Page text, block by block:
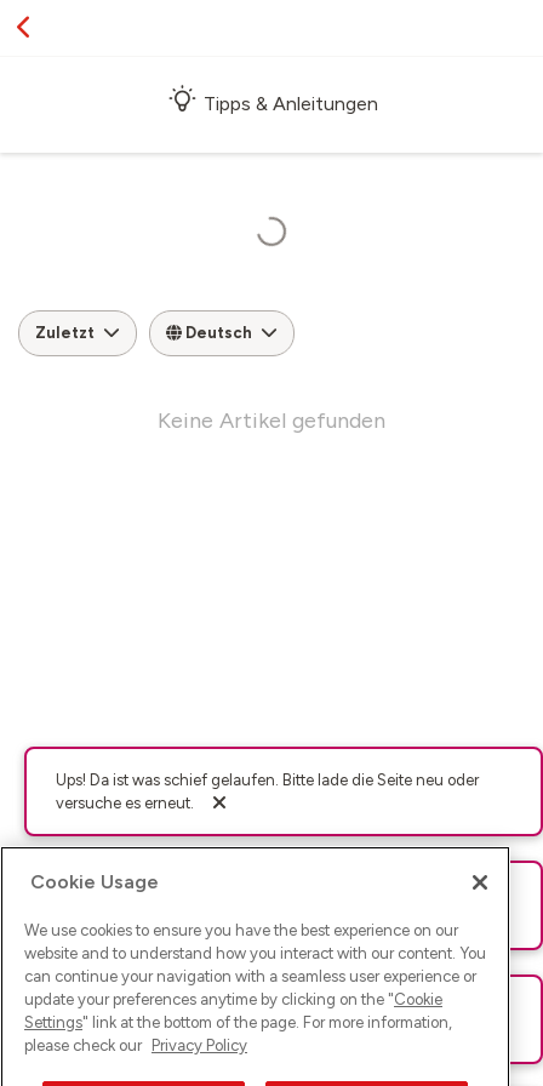
Tipps & Anleitungen
Zuletzt Deutsch
Keine Artikel gefunden
Ups! Da ist was schief gelaufen. Bitte lade die Seite neu oder
versuche es erneut.
Ups! Da ist was schief gelaufen. Bitte lade die Seite neu oder
Ups! Da ist was schief gelaufen. Bitte lade die Seite neu oder
versuche es erneut.
Cookie Usage
We use cookies to ensure you have the best experience on our
website and to understand how you interact with our content. You
can continue your navigation with a seamless user experience or
update your preferences anytime by clicking on the "Cookie
Settings" link at the bottom of the page. For more information,
please check our Privacy Policy